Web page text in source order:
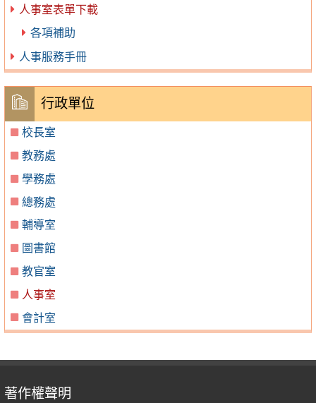
人事室表單下載
各項補助
人事服務手冊
行政單位
校長室
教務處
學務處
總務處
輔導室
圖書館
教官室
人事室
會計室
著作權聲明